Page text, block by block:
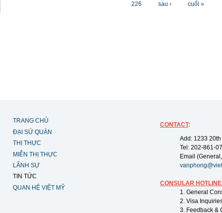
226
sau › cuối »
TRANG CHỦ
ĐẠI SỨ QUÁN
THỊ THỰC
MIỄN THỊ THỰC
LÃNH SỰ
TIN TỨC
QUAN HỆ VIỆT MỸ
CONTACT:
Add: 1233
Tel: 202-861-
Email
CONSULAR
1. General
2. Visa
3. Feedback &